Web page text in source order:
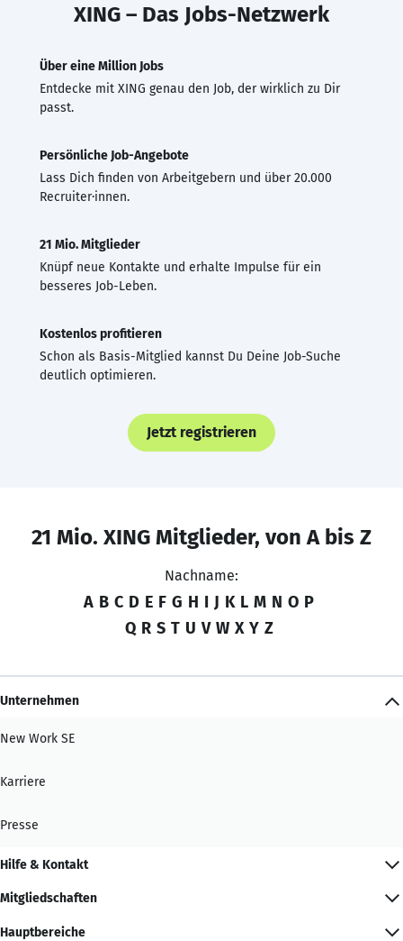
XING – Das Jobs-Netzwerk
Über eine Million Jobs
Entdecke mit XING genau den Job, der wirklich zu Dir
passt.
Persönliche Job-Angebote
Lass Dich finden von Arbeitgebern und über 20.000
Recruiter·innen.
21 Mio. Mitglieder
Knüpf neue Kontakte und erhalte Impulse für ein
besseres Job-Leben.
Kostenlos profitieren
Schon als Basis-Mitglied kannst Du Deine Job-Suche
deutlich optimieren.
Jetzt registrieren
21 Mio. XING Mitglieder, von A bis Z
Nachname:
A B C D E F G H I J K L M N O P
Q R S T U V W X Y Z
Unternehmen
New Work SE
Karriere
Presse
Hilfe & Kontakt
Mitgliedschaften
Hauptbereiche